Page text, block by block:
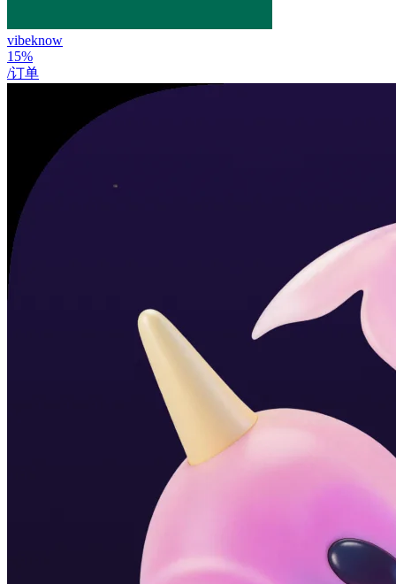
vibeknow
15%
/订单